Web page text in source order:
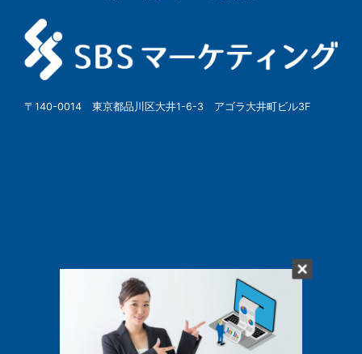
〒140-0014 東京都品川区大井1-6-3 アゴラ大井町ビル3F